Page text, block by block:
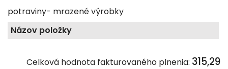
potraviny- mrazené výrobky
Názov položky
Celková hodnota fakturovaného plnenia: 315,29